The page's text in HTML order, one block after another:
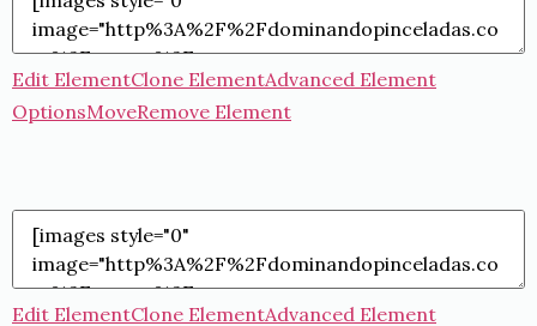
Edit ElementClone ElementAdvanced Element
OptionsMoveRemove Element
Edit ElementClone ElementAdvanced Element